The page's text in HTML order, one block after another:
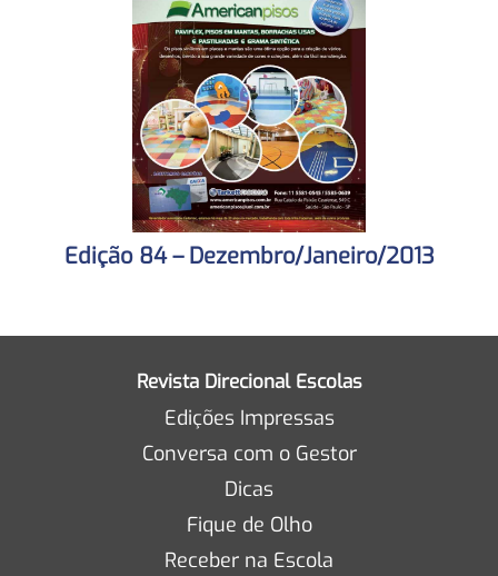
Edição 84 – Dezembro/Janeiro/2013
Revista Direcional Escolas
Edições Impressas
Conversa com o Gestor
Dicas
Fique de Olho
Receber na Escola